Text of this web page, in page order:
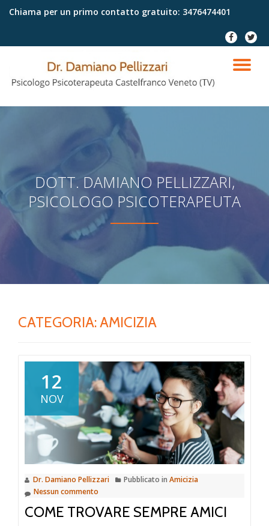
Chiama per un primo contatto gratuito: 3476474401
fa-
facebook
fa-
twitter
DOTT. DAMIANO PELLIZZARI,
PSICOLOGO PSICOTERAPEUTA
CATEGORIA: AMICIZIA
12
NOV
Dr. Damiano Pellizzari Pubblicato in Amicizia
Nessun commento
COME TROVARE SEMPRE AMICI